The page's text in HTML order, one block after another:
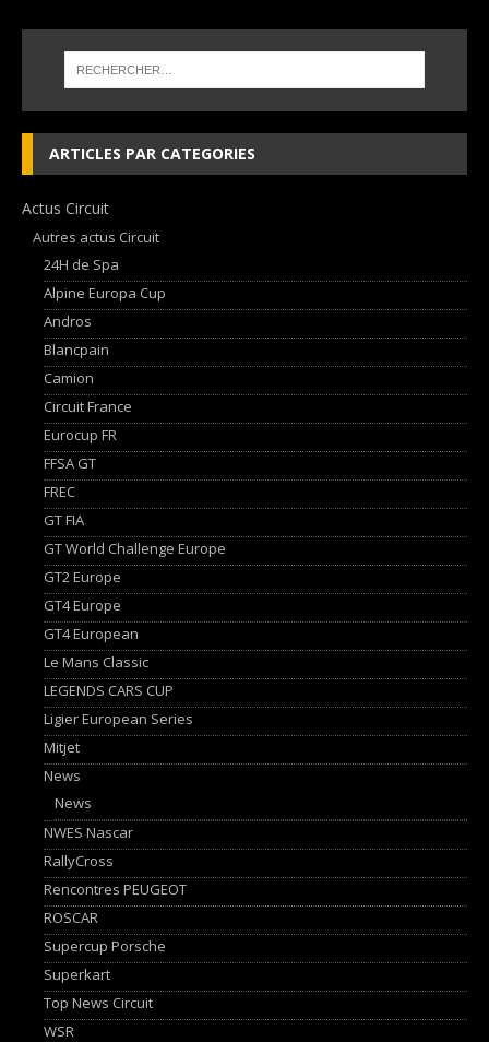
ARTICLES PAR CATEGORIES
Actus Circuit
Autres actus Circuit
24H de Spa
Alpine Europa Cup
Andros
Blancpain
Camion
Circuit France
Eurocup FR
FFSA GT
FREC
GT FIA
GT World Challenge Europe
GT2 Europe
GT4 Europe
GT4 European
Le Mans Classic
LEGENDS CARS CUP
Ligier European Series
Mitjet
News
News
NWES Nascar
RallyCross
Rencontres PEUGEOT
ROSCAR
Supercup Porsche
Superkart
Top News Circuit
WSR